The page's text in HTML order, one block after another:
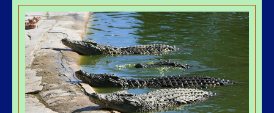
Respiră prin piele
Pe lângă plămâni, amfibienii pot
absorbi oxigen direct prin pielea lor
subțire și umedă, de aceea au nevoie
de medii umede.
Sunt cei mai sensibili indicatori ai
mediului
Pentru că pielea lor este permeabilă,